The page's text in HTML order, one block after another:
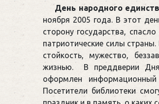
День народного
ноября 2005 года. В этот
сторону государства,
патриотические силы
стойкость, мужество,
жизнью. В преддверии Дня
оформлен
Посетители библиотеки